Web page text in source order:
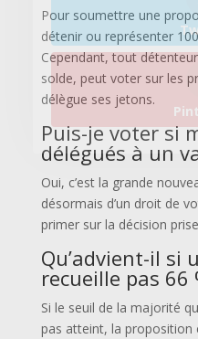
Pour soumettre une
détenir ou représenter
Cependant, tout
solde, peut voter sur les
délègue ses jetons.
Puis-je voter si
délégués à un
Oui, c’est la grande
désormais d’un droit de
primer sur la décision
Qu’advient-il si
recueille pas 66
Si le seuil de la majorité
pas atteint, la proposition